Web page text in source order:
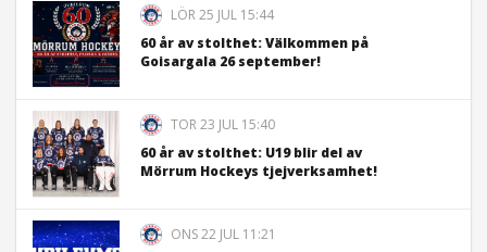
LÖR 25 JUL 15:44
60 år av stolthet: Välkommen på
Goisargala 26 september!
TOR 23 JUL 15:40
60 år av stolthet: U19 blir del av
Mörrum Hockeys tjejverksamhet!
ONS 22 JUL 11:21